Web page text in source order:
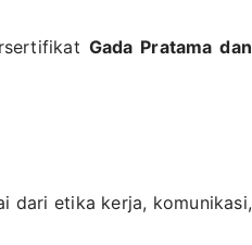
Gada Pratama dan
dari etika kerja, komunikasi,